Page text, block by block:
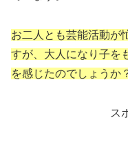
お二人とも芸能活動が
すが、大人になり子を
を感じたのでしょうか
ス